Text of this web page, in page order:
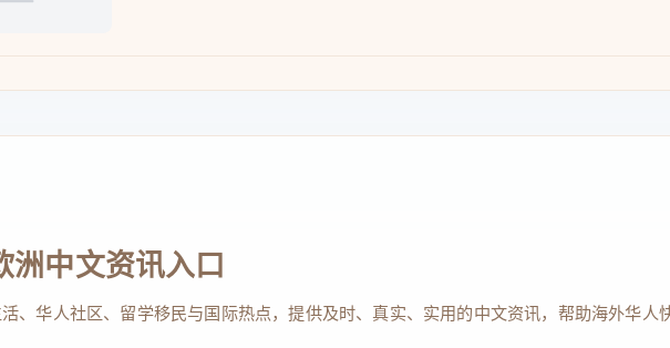
洲中文资讯入口
、华人社区、留学移民与国际热点，提供及时、真实、实用的中文资讯，帮助海外华人